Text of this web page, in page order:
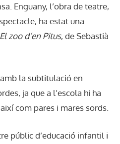
Enguany, l’obra de teatre,
ha estat una
El zoo d’en Pitus, de Sebastià
la subtitulació en
ja que a l’escola hi ha
com pares i mares sords.
públic d’educació infantil i